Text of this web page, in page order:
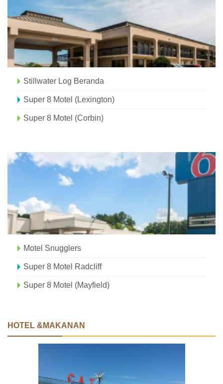
Stillwater Log Beranda
Super 8 Motel (Lexington)
Super 8 Motel (Corbin)
Motel Snugglers
Super 8 Motel Radcliff
Super 8 Motel (Mayfield)
HOTEL &MAKANAN